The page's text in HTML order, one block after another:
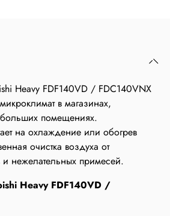
Heavy FDF140VD / FDC140VNX
в магазинах,
больших помещениях.
на охлаждение или обогрев
очистка воздуха от
и нежелательных примесей.
Heavy FDF140VD /